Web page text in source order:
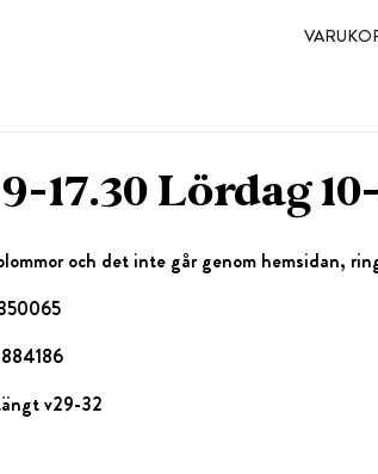
Lördag
och det inte går genom hemsidan,
v29-32